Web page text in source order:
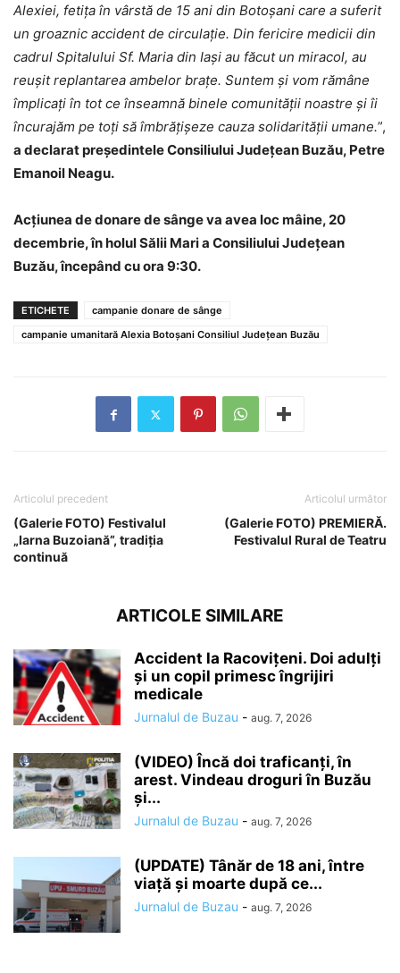
Alexiei, fetița în vârstă de 15 ani din Botoșani care a suferit
un groaznic accident de circulație. Din fericire medicii din
cadrul Spitalului Sf. Maria din Iași au făcut un miracol, au
reușit replantarea ambelor brațe. Suntem și vom rămâne
împlicați în tot ce înseamnă binele comunității noastre și îi
încurajăm pe toți să îmbrățișeze cauza solidarității umane.”,
a declarat președintele Consiliului Județean Buzău, Petre
Emanoil Neagu.
Acțiunea de donare de sânge va avea loc mâine, 20
decembrie, în holul Sălii Mari a Consiliului Județean
Buzău, începând cu ora 9:30.
ETICHETE
campanie donare de sânge
campanie umanitară Alexia Botoșani Consiliul Județean Buzău
Articolul precedent
(Galerie FOTO) Festivalul
„Iarna Buzoiană”, tradiția
continuă
Articolul următor
(Galerie FOTO) PREMIERĂ.
Festivalul Rural de Teatru
ARTICOLE SIMILARE
Accident la Racovițeni. Doi adulți
și un copil primesc îngrijiri
medicale
Jurnalul de Buzau - aug. 7, 2026
(VIDEO) Încă doi traficanți, în
arest. Vindeau droguri în Buzău
și...
Jurnalul de Buzau - aug. 7, 2026
(UPDATE) Tânăr de 18 ani, între
viață și moarte după ce...
Jurnalul de Buzau - aug. 7, 2026